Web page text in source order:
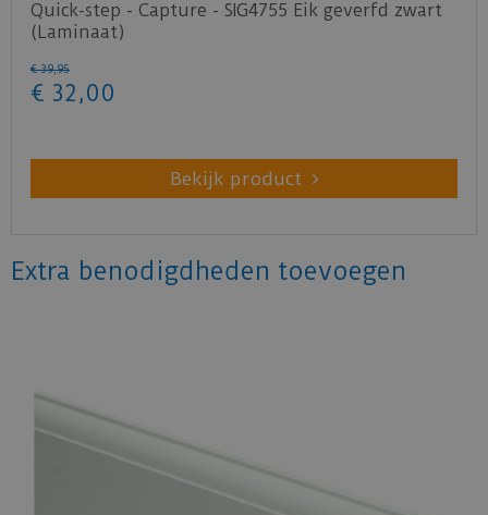
Quick-step - Capture - SIG4755 Eik geverfd zwart
(Laminaat)
€ 39,95
€ 32 ,00
Bekijk product
Extra benodigdheden toevoegen